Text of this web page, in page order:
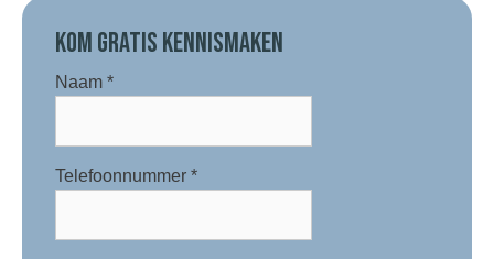
KOM GRATIS KENNISMAKEN
Naam *
Telefoonnummer *